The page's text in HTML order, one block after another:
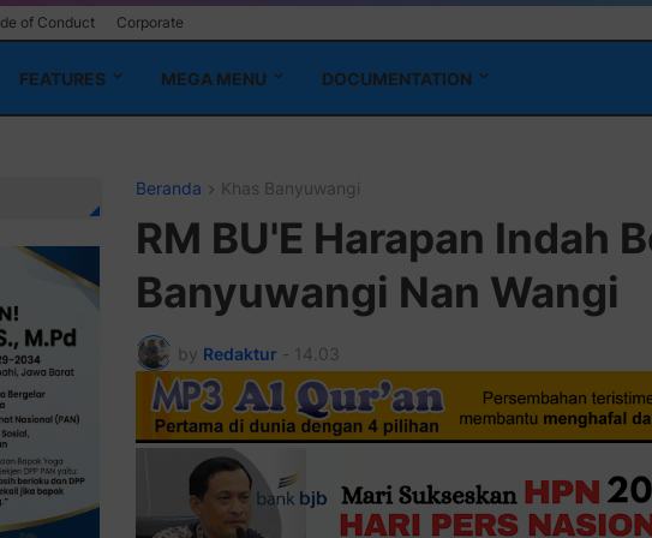
of Conduct Corporate
FEATURES MEGA MENU DOCUMENTATION
Beranda Khas Banyuwangi
RM BU'E Harapan Indah
Banyuwangi Nan Wangi
by Redaktur - 14.03